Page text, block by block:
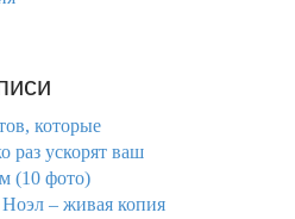
которые
раз ускорят ваш
(10 фото)
– живая копия